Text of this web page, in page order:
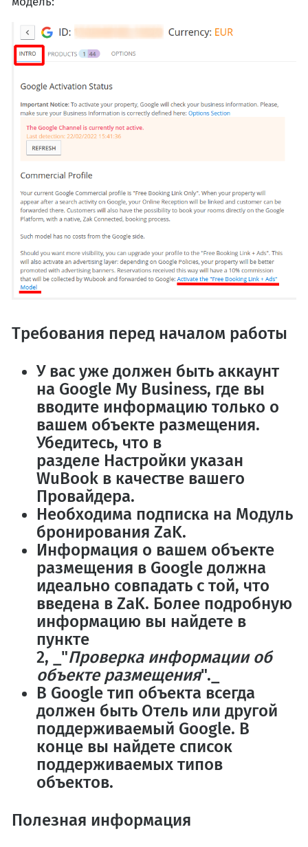
Требования перед началом работы
У вас уже должен быть аккаунт
на Google My Business, где вы
вводите информацию только о
вашем объекте размещения.
Убедитесь, что в
разделе Настройки указан
WuBook в качестве вашего
Провайдера.
Необходима подписка на Модуль
бронирования ZaK.
Информация о вашем объекте
размещения в Google должна
идеально совпадать с той, что
введена в ZaK. Более подробную
информацию вы найдете в
пункте
2,
_"Проверка информации об
объекте размещения".
В Google тип объекта всегда
должен быть Отель или другой
поддерживаемый Google. В
конце вы найдете список
поддерживаемых типов
объектов.
Полезная информация